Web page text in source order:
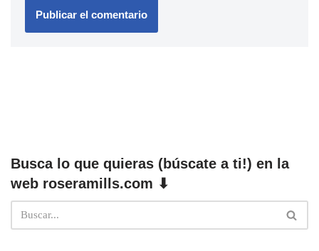
Busca lo que quieras (búscate a ti!) en la
web roseramills.com ⬇